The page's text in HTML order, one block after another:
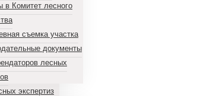
в Комитет лесного
съемка участка
документы
лесных
экспертиз